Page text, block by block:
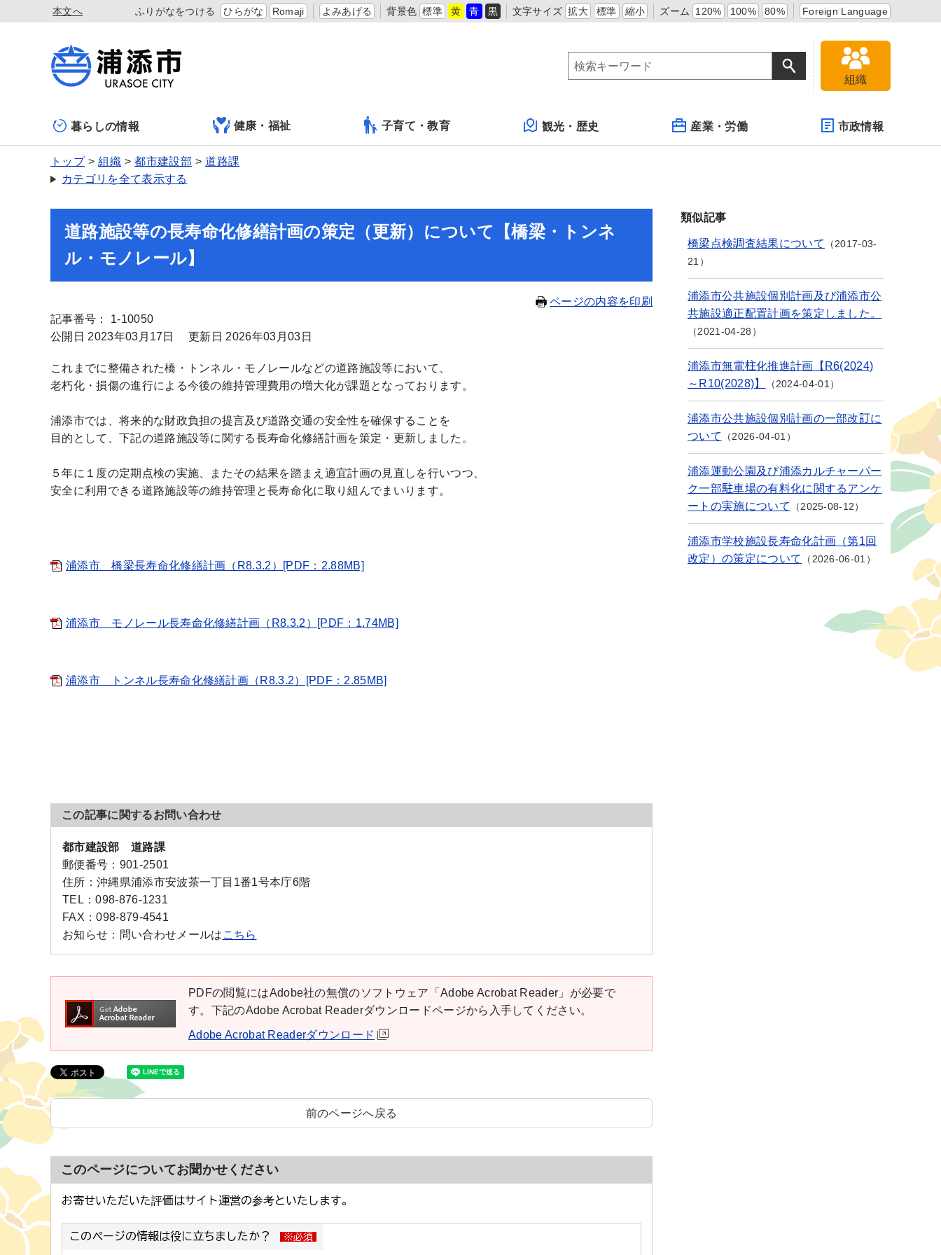
本文へ ふりがなをつける ひらがな Romaji よみあげる 背景色 標準 黄 青 黒 文字サイズ 拡大 標準 縮小 ズーム 120% 100% 80% Foreign Language
組織
暮らしの情報 健康・福祉 子育て・教育 観光・歴史 産業・労働 市政情報
トップ 組織 都市建設部
道路課
カテゴリを全て表示する
道路施設等の長寿命化修繕計画の策定（更新）について【橋梁・トンネ
ル・モノレール】
ページの内容を印刷
記事番号： 1-10050
公開日 2023年03月17日
更新日 2026年03月03日
これまでに整備された橋・トンネル・モノレールなどの道路施設等において、
老朽化・損傷の進行による今後の維持管理費用の増大化が課題となっております。
浦添市では、将来的な財政負担の提言及び道路交通の安全性を確保することを
目的として、下記の道路施設等に関する長寿命化修繕計画を策定・更新しました。
５年に１度の定期点検の実施、またその結果を踏まえ適宜計画の見直しを行いつつ、
安全に利用できる道路施設等の維持管理と長寿命化に取り組んでまいります。
浦添市 橋梁長寿命化修繕計画（R8.3.2）[PDF：2.88MB]
浦添市 モノレール長寿命化修繕計画（R8.3.2）[PDF：1.74MB]
浦添市 トンネル長寿命化修繕計画（R8.3.2）[PDF：2.85MB]
この記事に関するお問い合わせ
都市建設部 道路課
郵便番号： 901-2501
住所： 沖縄県浦添市安波茶一丁目1番1号本庁6階
TEL：098-876-1231
FAX：098-879-4541
お知らせ： 問い合わせメールは こちら
PDFの閲覧にはAdobe社の無償のソフトウェア「Adobe Acrobat Reader」が必要で
す。下記のAdobe Acrobat Readerダウンロードページから入手してください。
Adobe Acrobat Readerダウンロード
前のページへ戻る
このページについてお聞かせください
類似記事
橋梁点検調査結果について
2017-03-
21
浦添市公共施設個別計画及び浦添市公
共施設適正配置計画を策定しました。
2021-04-28
浦添市無電柱化推進計画【R6(2024)
～R10(2028)】
2024-04-01
浦添市公共施設個別計画の一部改訂に
ついて
2026-04-01
浦添運動公園及び浦添カルチャーパー
ク一部駐車場の有料化に関するアンケ
ートの実施について
2025-08-12
浦添市学校施設長寿命化計画（第1回
改定）の策定について
2026-06-01